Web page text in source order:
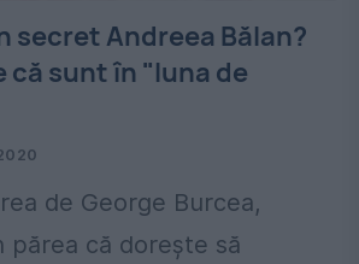
secret Andreea Bălan?
că sunt în "luna de
de George Burcea,
părea că dorește să